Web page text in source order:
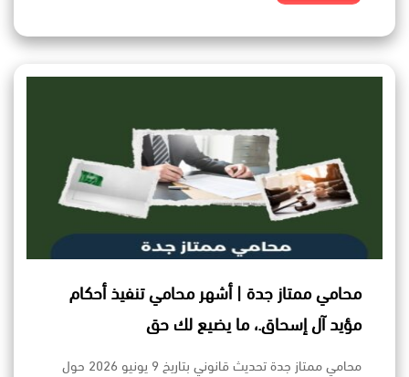
محامي ممتاز جدة | أشهر محامي تنفيذ أحكام
مؤيد آل إسحاق.، ما يضيع لك حق
محامي ممتاز جدة تحديث قانوني بتاريخ 9 يونيو 2026 حول